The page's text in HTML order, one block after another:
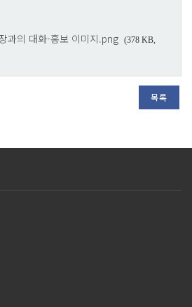
과의 대화-홍보 이미지.png (378 KB,
목록